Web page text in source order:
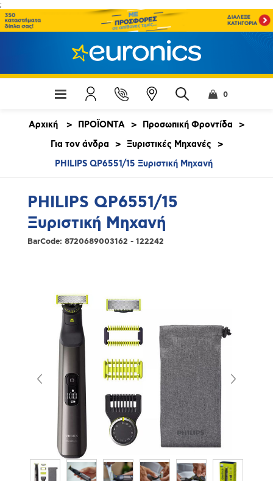
;
0
Αρχική > ΠΡΟΪΟΝΤΑ > Προσωπική Φροντίδα
>
Για τον άνδρα
> Ξυριστικές Μηχανές
>
PHILIPS QP6551/15 Ξυριστική Μηχανή
PHILIPS QP6551/15
Ξυριστική Μηχανή
BarCode: 8720689003162 - 122242